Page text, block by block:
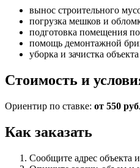
вынос строительного
погрузка мешков и
подготовка помещения
помощь демонтажной
уборка и зачистка объекта
Стоимость и
Ориентир по ставке: от 550
Как заказать
Сообщите адрес объекта